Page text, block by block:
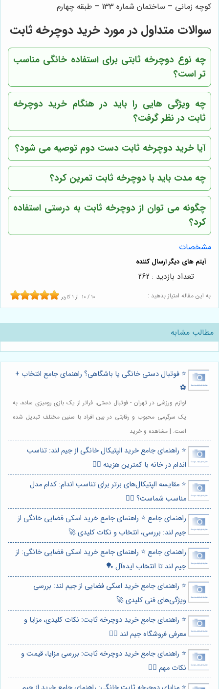
کوچه زمانی – ساختمان شماره 133 – طبقه چهارم
سوالات متداول در مورد خرید دوچرخه ثابت
چه نوع دوچرخه ثابتی برای استفاده خانگی مناسب
تر است؟
چه ویژگی هایی را باید در هنگام خرید دوچرخه
ثابت در نظر گرفت؟
آیا خرید دوچرخه ثابت دست دوم توصیه می شود؟
چه مدت باید با دوچرخه ثابت تمرین کرد؟
چگونه می توان از دوچرخه ثابت به درستی استفاده
کرد؟
مشخصات
به این مقاله امتیاز بدهید : 10 / 10 از 1 کاربر
تعداد بازدید : 262
مطالب مشابه
⭐️ فوتبال دستی خانگی یا باشگاهی؟ راهنمای جامع انتخاب +
⚽️
لوازم ورزشی در تهران - فوتبال دستی، فراتر از یک بازی رومیزی ساده، به
یک سرگرمی محبوب و رقابتی در بین افراد با سنین مختلف تبدیل شده
است. | مشاهده و خرید
⭐️ راهنمای جامع خرید الپتیکال خانگی از جیم لند: تناسب
اندام در خانه با کمترین هزینه 🏃‍♀️
⭐️ مقایسه الپتیکال‌های برتر برای تناسب اندام: کدام مدل
مناسب شماست؟ 🏃‍♀️
راهنمای جامع ⭐️ راهنمای جامع خرید اسکی فضایی خانگی از
جیم لند: بررسی، انتخاب و نکات کلیدی 🚀
راهنمای جامع ⭐️ راهنمای جامع خرید اسکی فضایی خانگی: از
جیم لند تا انتخاب ایده‌آل 🏓
⭐️ راهنمای جامع خرید اسکی فضایی از جیم لند: بررسی
ویژگی‌های فنی کلیدی 🚀
⭐️ راهنمای جامع خرید دوچرخه ثابت: نکات کلیدی، مزایا و
معرفی فروشگاه جیم لند 🚴‍♀️
⭐️ راهنمای جامع خرید دوچرخه ثابت: بررسی مزایا، قیمت و
نکات مهم 🚴‍♀️